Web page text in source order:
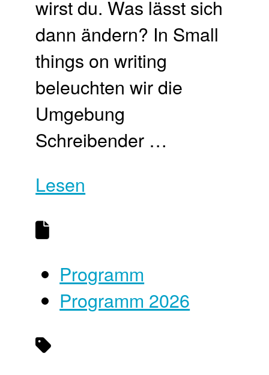
wirst du. Was lässt sich
dann ändern? In Small
things on writing
beleuchten wir die
Umgebung
Schreibender …
Lesen
Programm
Programm 2026